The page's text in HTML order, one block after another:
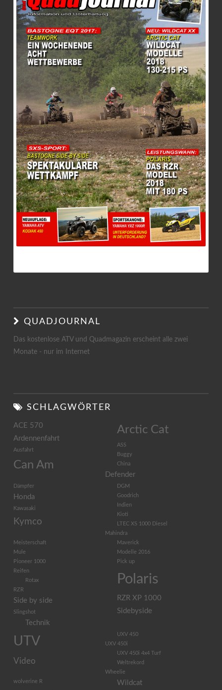
QUADJOURNAL
Das kostenlose ATV und Quadmagazin erscheint alle zwei
Monate - nur im Internet
SCHLAGWÖRTER
ACE 570 Arctic Cat
Ardennenfahrt
ASS
Ausfahrt
Buggy
Can Am China
Defender
DGM
Dämpfer
Goodrich
Honda
Indien
Kawasaki
Kioti
Kymco
LTEC XS 1000 Diesel
Mahindra
Maverick
Meisterschaft
Modelle 2016
Mule
Pick up
Pioneer 1000
Polaris
Reifen
Rotax
RZR
RZR XP 1000
Side by side
Sidebyside
Slingshot
Technik
UTV
UXV 450
UXV 450i
UXV 450i 4x4 Turf
Video
Weltrekord
Wheelie
Wildcat
wolverine R